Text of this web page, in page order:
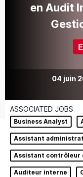
en Audit
04 juin
ASSOCIATED JOBS
Business Analyst
Assistant
Assistant contrôleur
Auditeur interne